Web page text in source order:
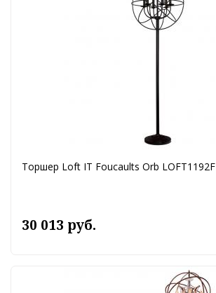
Торшер Loft IT Foucaults Orb LOFT1192F
30 013 руб.